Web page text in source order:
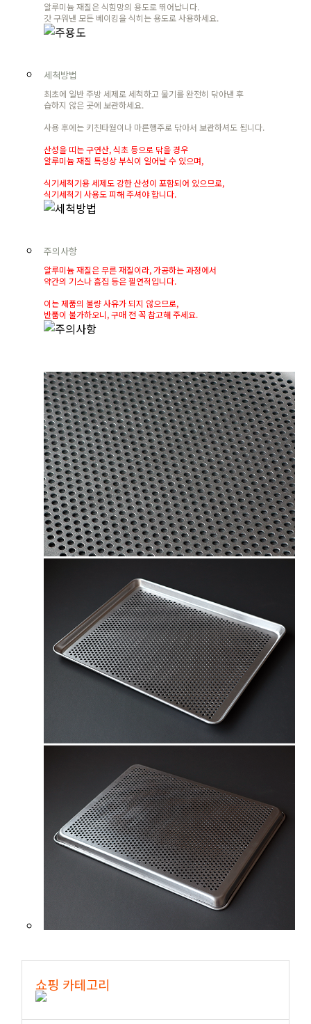
알루미늄 재질은 식힘망의 용도로 뛰어납니다.
갓 구워낸 모든 베이킹을 식히는 용도로 사용하세요.
세척방법
최초에 일반 주방 세제로 세척하고 물기를 완전히 닦아낸 후
습하지 않은 곳에 보관하세요.
사용 후에는 키친타월이나 마른행주로 닦아서 보관하셔도 됩니다.
산성을 띠는 구연산, 식초 등으로 닦을 경우
알루미늄 재질 특성상 부식이 일어날 수 있으며,
식기세척기용 세제도 강한 산성이 포함되어 있으므로,
식기세척기 사용도 피해 주셔야 합니다.
주의사항
알루미늄 재질은 무른 재질이라, 가공하는 과정에서
약간의 기스나 흠집 등은 필연적입니다.
이는 제품의 불량 사유가 되지 않으므로,
반품이 불가하오니, 구매 전 꼭 참고해 주세요.